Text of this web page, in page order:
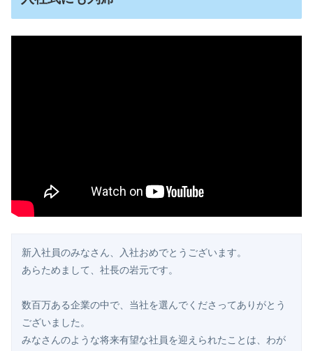
新入社員のみなさん、入社おめでとうございます。
あらためまして、社長の岩元です。
数百万ある企業の中で、当社を選んでくださってありがとう
ございました。
みなさんのような将来有望な社員を迎えられたことは、わが